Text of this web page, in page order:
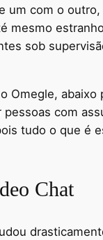
com o
mesmo
sob
Omegle,
com
tudo o que é
Chat